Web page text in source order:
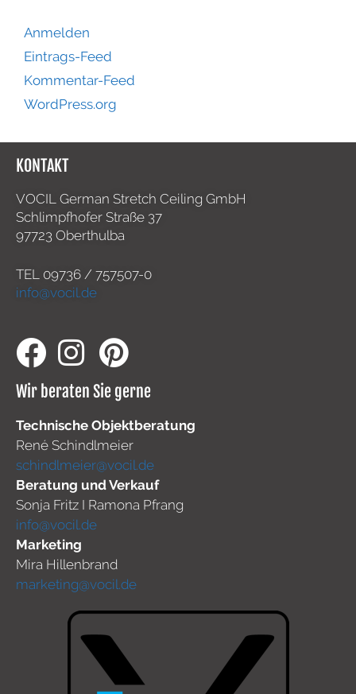
Anmelden
Eintrags-Feed
Kommentar-Feed
WordPress.org
KONTAKT
VOCIL German Stretch Ceiling GmbH
Schlimpfhofer Straße 37
97723 Oberthulba
TEL 09736 / 757507-0
info@vocil.de
Wir beraten Sie gerne
Technische Objektberatung
René Schindlmeier
schindlmeier@vocil.de
Beratung und Verkauf
Sonja Fritz I Ramona Pfrang
info@vocil.de
Marketing
Mira Hillenbrand
marketing@vocil.de